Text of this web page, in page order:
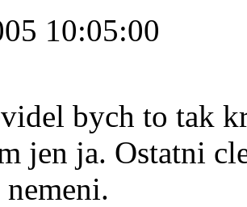
10:05:00
bych to tak
jen ja. Ostatni
nemeni.